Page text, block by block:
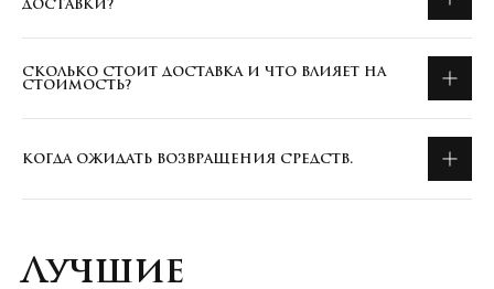
ДОСТАВКИ?
СКОЛЬКО СТОИТ ДОСТАВКА И ЧТО ВЛИЯЕТ НА
СТОИМОСТЬ?
КОГДА ОЖИДАТЬ ВОЗВРАЩЕНИЯ СРЕДСТВ.
Лучшие